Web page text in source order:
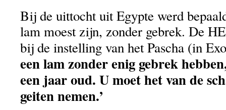
Bij de uittocht uit Egypte werd
lam moest zijn, zonder gebrek. De
bij de instelling van het Pascha (in
een lam zonder enig gebrek
een jaar oud. U moet het van de
geiten nemen.’